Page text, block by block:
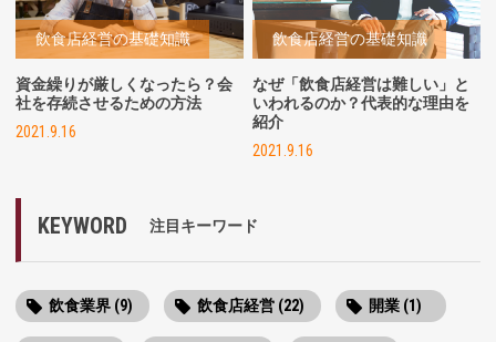
飲食店経営の基礎知識
資金繰りが厳しくなったら？会
社を存続させるための方法
2021.9.16
飲食店経営の基礎知識
なぜ「飲食店経営は難しい」と
いわれるのか？代表的な理由を
紹介
2021.9.16
KEYWORD 注目キーワード
飲食業界 (9) 飲食店経営 (22) 開業 (1)